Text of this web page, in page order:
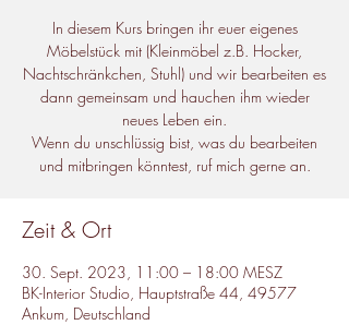
In diesem Kurs bringen ihr euer eigenes
Möbelstück mit (Kleinmöbel z.B. Hocker,
Nachtschränkchen, Stuhl) und wir bearbeiten es
dann gemeinsam und hauchen ihm wieder
neues Leben ein.
Wenn du unschlüssig bist, was du bearbeiten
und mitbringen könntest, ruf mich gerne an.
Zeit & Ort
30. Sept. 2023, 11:00 – 18:00 MESZ
BK-Interior Studio, Hauptstraße 44, 49577
Ankum, Deutschland